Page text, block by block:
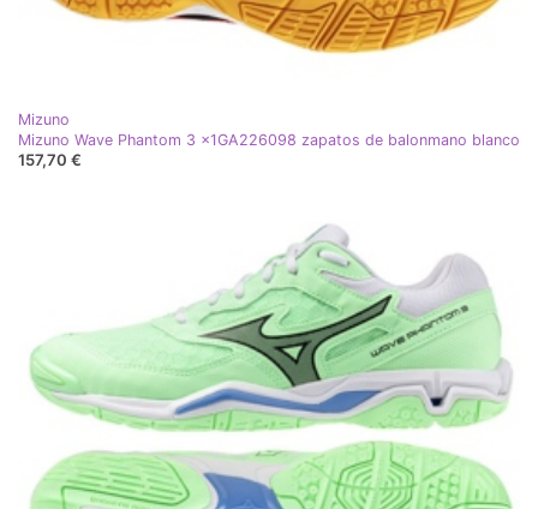
Mizuno
Mizuno Wave Phantom 3 x1GA226098 zapatos de balonmano blanco
157,70 €